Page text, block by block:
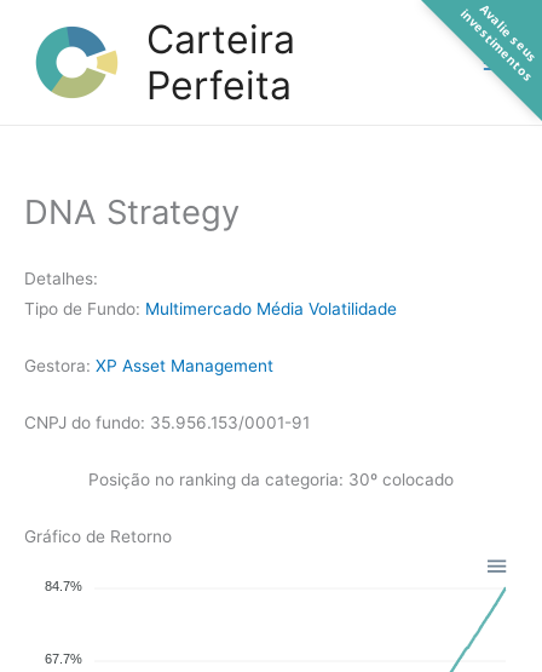
conteúdo
Carteira
Perfeita
DNA Strategy
Detalhes:
Tipo de Fundo: Multimercado Média Volatilidade
Gestora: XP Asset Management
CNPJ do fundo: 35.956.153/0001-91
Posição no ranking da categoria: 30º colocado
Gráfico de Retorno
84.7%
67.7%
A
v
a
l
i
e
s
e
u
s
i
n
v
e
s
t
i
m
e
n
t
o
s